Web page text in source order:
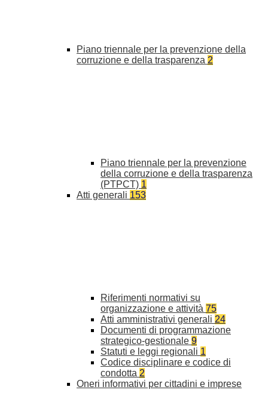
Piano triennale per la prevenzione della
corruzione e della trasparenza 2
Piano triennale per la prevenzione
della corruzione e della trasparenza
(PTPCT) 1
Atti generali 153
Riferimenti normativi su
organizzazione e attività 75
Atti amministrativi generali 24
Documenti di programmazione
strategico-gestionale 9
Statuti e leggi regionali 1
Codice disciplinare e codice di
condotta 2
Oneri informativi per cittadini e imprese